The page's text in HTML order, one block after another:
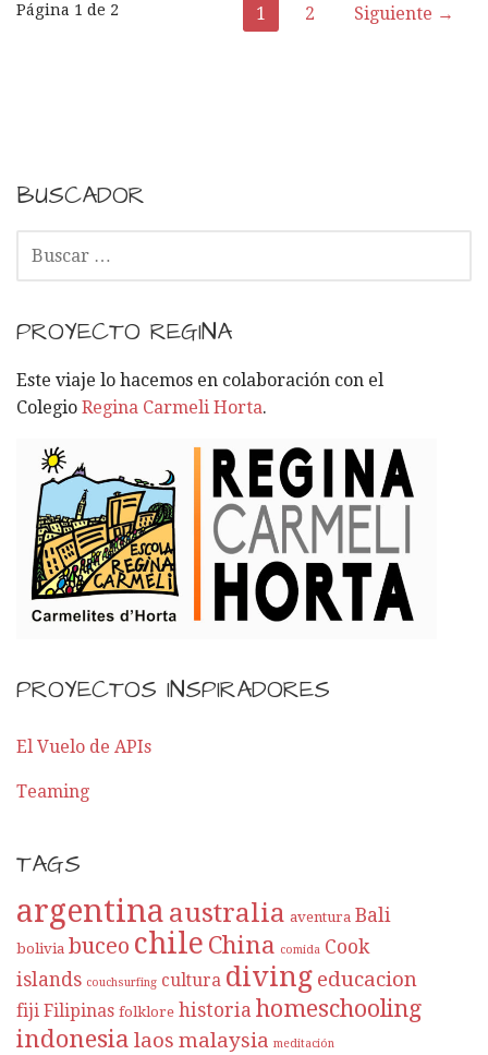
e
g
c
i
ó
o
r
n
t
r
a
d
a
Página 1 de 2 1 2 Siguiente →
BUSCADOR
C
R
:
PROYECTO REGINA
Este viaje lo hacemos en colaboración con el
Colegio Regina Carmeli Horta.
PROYECTOS INSPIRADORES
El Vuelo de APIs
Teaming
TAGS
argentina australia aventura Bali
bolivia buceo chile China comida Cook
islands couchsurfing cultura diving educacion
fiji Filipinas folklore historia homeschooling
indonesia laos malaysia meditación